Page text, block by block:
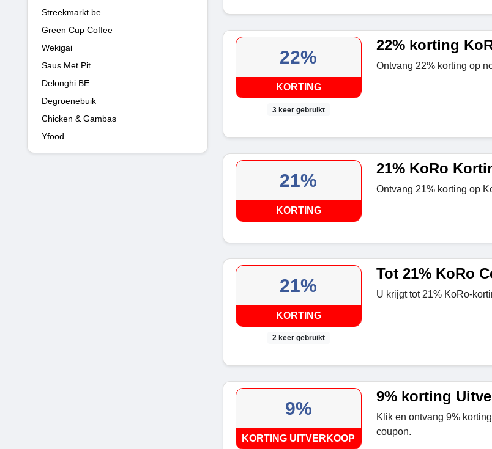
Streekmarkt.be
Green Cup Coffee
Wekigai
Saus Met Pit
Delonghi BE
Degroenebuik
Chicken & Gambas
Yfood
22%
KORTING
3 keer gebruikt
22% korting
Ontvang 22% korting op
21%
KORTING
21% KoRo
Ontvang 21% korting op
21%
KORTING
2 keer gebruikt
Tot 21% KoRo
U krijgt tot 21% KoRo-
9%
KORTING UITVERKOOP
9% korting
Klik en ontvang 9%
coupon.